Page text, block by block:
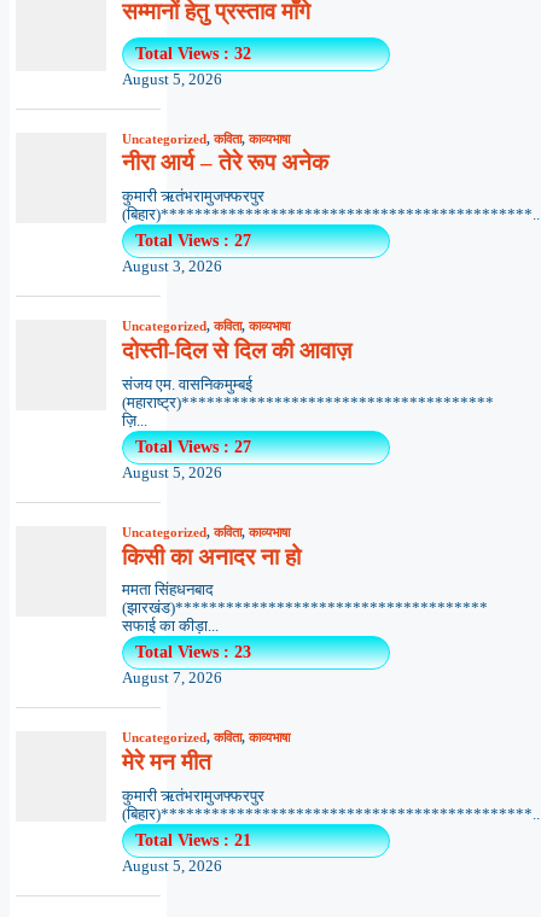
सम्मानों हेतु प्रस्ताव माँगे
Total Views : 32
August 5, 2026
Uncategorized,कविता,काव्यभाषा
नीरा आर्य – तेरे रूप अनेक
कुमारी ऋतंभरामुजफ्फरपुर
Total Views : 27
August 3, 2026
Uncategorized,कविता,काव्यभाषा
दोस्ती-दिल से दिल की आवाज़
संजय एम. वासनिकमुम्बई
(महाराष्ट्र)*************************************
ज़ि...
Total Views : 27
August 5, 2026
Uncategorized,कविता,काव्यभाषा
किसी का अनादर ना हो
ममता सिंहधनबाद
(झारखंड)*************************************
सफाई का कीड़ा...
Total Views : 23
August 7, 2026
Uncategorized,कविता,काव्यभाषा
मेरे मन मीत
कुमारी ऋतंभरामुजफ्फरपुर
Total Views : 21
August 5, 2026